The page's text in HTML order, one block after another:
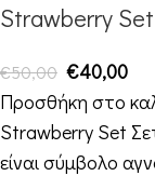
Strawberry Set
€50,00 €40,00
Προσθήκη στο
Strawberry Set
είναι σύμβολο